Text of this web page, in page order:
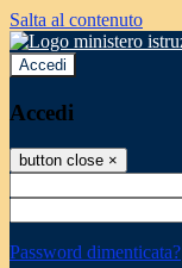
Salta al contenuto
Accedi
Accedi
button close ×
Password dimenticata?